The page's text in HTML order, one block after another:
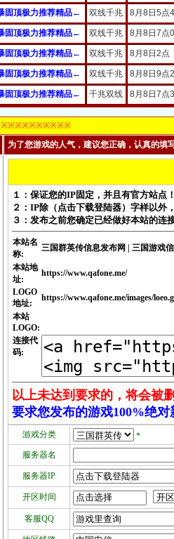
※※※※※※※※※※
为了您游戏的人气，建议您正确，认真的
１：保证您的IP固定，并且有官方站点
２：IP除（点击下载登陆器）字样以外
３：发布之前您确定已经做好本站的连
本站名
称:
三国群英传信息发布网 | 三国游戏
本站地
址:
https://www.qafone.me/
LOGO
地址:
https://www.qafone.me/images/
本站
LOGO:
连接代
码:
以上未达到要求的，将会被
要求您发布的游戏100%绝
游戏分类
*
服务器名
服务器IP
开区时间
客服QQ